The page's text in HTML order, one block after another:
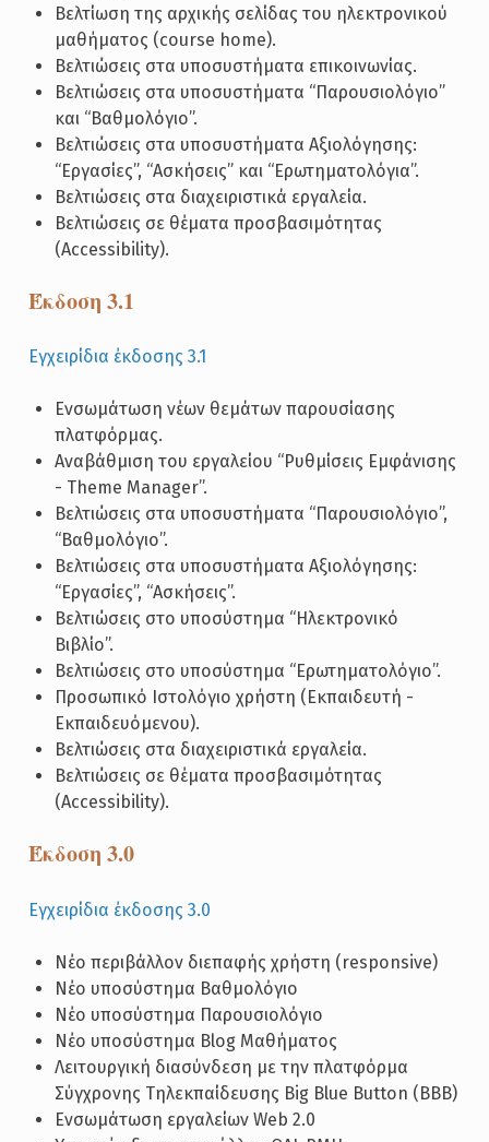
Βελτίωση της αρχικής σελίδας του ηλεκτρονικού
μαθήματος (course home).
Βελτιώσεις στα υποσυστήματα επικοινωνίας.
Βελτιώσεις στα υποσυστήματα “Παρουσιολόγιο”
και “Βαθμολόγιο”.
Βελτιώσεις στα υποσυστήματα Αξιολόγησης:
“Εργασίες”, “Ασκήσεις” και “Ερωτηματολόγια”.
Βελτιώσεις στα διαχειριστικά εργαλεία.
Βελτιώσεις σε θέματα προσβασιμότητας
(Accessibility).
Έκδοση 3.1
Εγχειρίδια έκδοσης 3.1
Ενσωμάτωση νέων θεμάτων παρουσίασης
πλατφόρμας.
Αναβάθμιση του εργαλείου “Ρυθμίσεις Εμφάνισης
- Theme Manager”.
Βελτιώσεις στα υποσυστήματα “Παρουσιολόγιο”,
“Βαθμολόγιο”.
Βελτιώσεις στα υποσυστήματα Αξιολόγησης:
“Εργασίες”, “Ασκήσεις”.
Βελτιώσεις στο υποσύστημα “Ηλεκτρονικό
Βιβλίο”.
Βελτιώσεις στο υποσύστημα “Ερωτηματολόγιο”.
Προσωπικό Ιστολόγιο χρήστη (Εκπαιδευτή -
Εκπαιδευόμενου).
Βελτιώσεις στα διαχειριστικά εργαλεία.
Βελτιώσεις σε θέματα προσβασιμότητας
(Accessibility).
Έκδοση 3.0
Εγχειρίδια έκδοσης 3.0
Νέο περιβάλλον διεπαφής χρήστη (responsive)
Νέο υποσύστημα Βαθμολόγιο
Νέο υποσύστημα Παρουσιολόγιο
Νέο υποσύστημα Blog Μαθήματος
Λειτουργική διασύνδεση με την πλατφόρμα
Σύγχρονης Τηλεκπαίδευσης Big Blue Button (BBB)
Ενσωμάτωση εργαλείων Web 2.0